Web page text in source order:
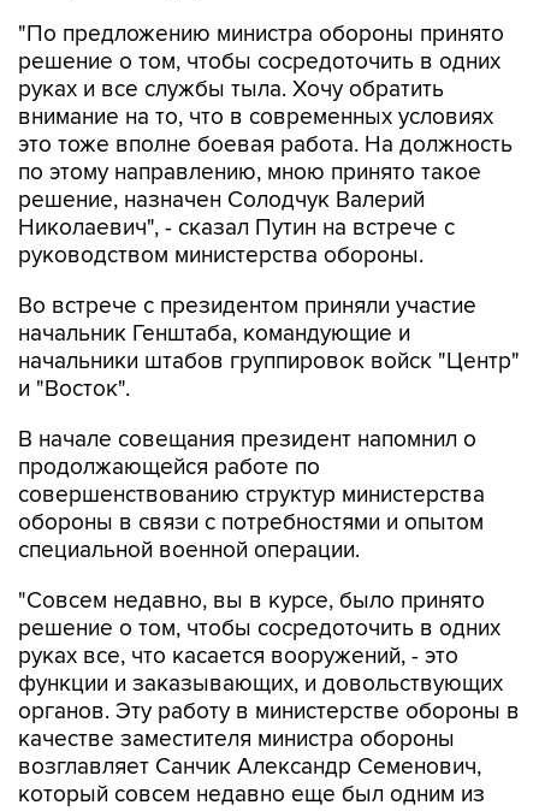
"По предложению министра обороны принято
решение о том, чтобы сосредоточить в одних
руках и все службы тыла. Хочу обратить
внимание на то, что в современных условиях
это тоже вполне боевая работа. На должность
по этому направлению, мною принято такое
решение, назначен Солодчук Валерий
Николаевич", - сказал Путин на встрече с
руководством министерства обороны.
Во встрече с президентом приняли участие
начальник Генштаба, командующие и
начальники штабов группировок войск "Центр"
и "Восток".
В начале совещания президент напомнил о
продолжающейся работе по
совершенствованию структур министерства
обороны в связи с потребностями и опытом
специальной военной операции.
"Совсем недавно, вы в курсе, было принято
решение о том, чтобы сосредоточить в одних
руках все, что касается вооружений, - это
функции и заказывающих, и довольствующих
органов. Эту работу в министерстве обороны в
качестве заместителя министра обороны
возглавляет Санчик Александр Семенович,
который совсем недавно еще был одним из